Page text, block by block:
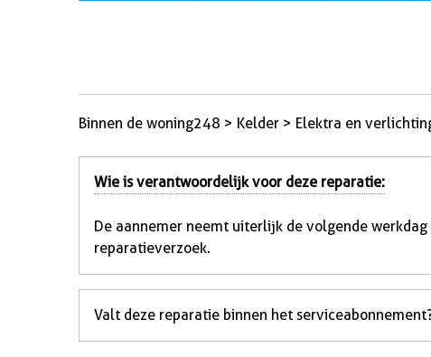
Binnen de woning248 > Kelder > Elektra en
Wie is verantwoordelijk voor deze reparatie:
De aannemer neemt uiterlijk de volgende
reparatieverzoek.
Valt deze reparatie binnen het